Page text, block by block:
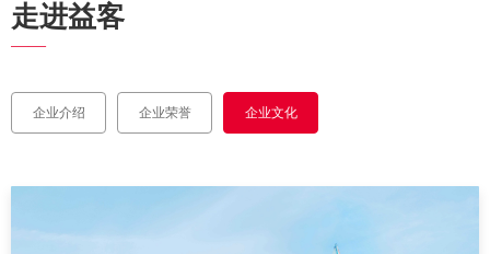
走进益客
——
企业介绍 企业荣誉 企业文化